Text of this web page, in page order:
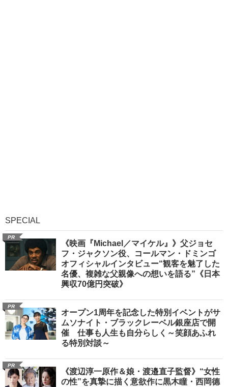
SPECIAL
PR
《映画『Michael／マイケル』》父ジョセ
フ・ジャクソン役、コールマン・ドミンゴ
オフィシャルインタビュー“観客を魅了した
名優、複雑な父親像への想いを語る”《日本
興収70億円突破》
PR
オープン1周年を記念した特別イベントがサ
ムソナイト・ブラックレーベル銀座店で開
催 仕事も人生も自分らしく～笑顔あふれ
る特別対談～
PR
《渡辺淳一原作＆娘・渡邉直子監督》“女性
の性”を真摯に描く意欲作に黒木瞳・西岡德